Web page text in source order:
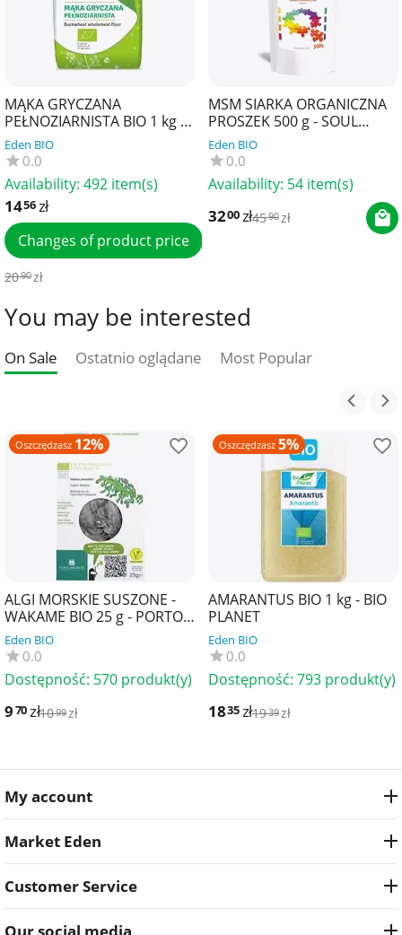
MĄKA GRYCZANA
PEŁNOZIARNISTA BIO 1 kg -
BIO PLANET
Eden BIO
0.0
Availability: 492 item(s)
1456zł
Changes of product price
2090zł
MSM SIARKA ORGANICZNA
PROSZEK 500 g - SOUL
FARM
Eden BIO
0.0
Availability: 54 item(s)
3200zł4590zł
You may be interested
On Sale Ostatnio oglądane Most Popular
Oszczędzasz 12%
ALGI MORSKIE SUSZONE -
WAKAME BIO 25 g - PORTO
MUINOS
Eden BIO
0.0
Dostępność: 570 produkt(y)
970zł1099zł
Oszczędzasz 5%
AMARANTUS BIO 1 kg - BIO
PLANET
Eden BIO
0.0
Dostępność: 793 produkt(y)
1835zł1939zł
My account
Market Eden
Customer Service
Our social media